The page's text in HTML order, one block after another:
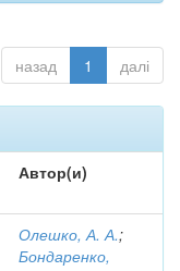
назад 1 далі
Автор(и)
Олешко, А. А.;
Бондаренко,